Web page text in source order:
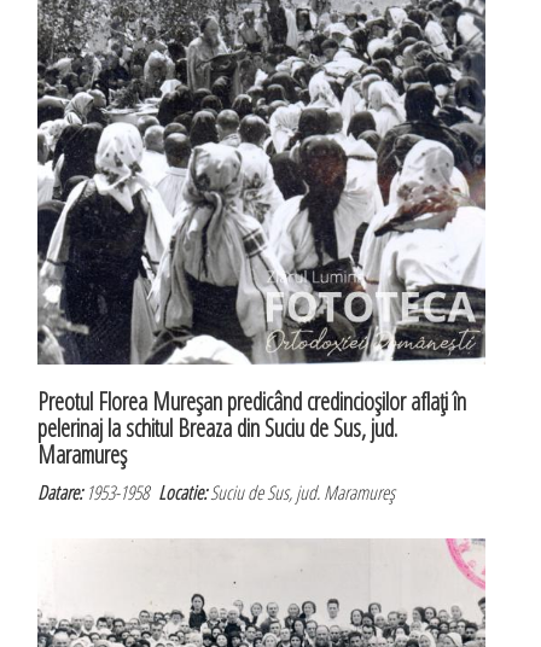
Preotul Florea Mureşan predicând credincioşilor aflaţi în
pelerinaj la schitul Breaza din Suciu de Sus, jud.
Maramureş
Datare:1953-1958Locatie:Suciu de Sus, jud. Maramureş